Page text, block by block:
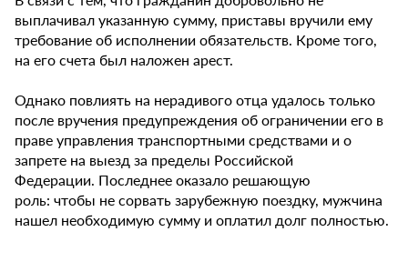
выплачивал указанную сумму, приставы вручили ему
требование об исполнении обязательств. Кроме того,
на его счета был наложен арест.
Однако повлиять на нерадивого отца удалось только
после вручения предупреждения об ограничении его в
праве управления транспортными средствами и о
запрете на выезд за пределы Российской
Федерации. Последнее оказало решающую
роль: чтобы не сорвать зарубежную поездку, мужчина
нашел необходимую сумму и оплатил долг полностью.